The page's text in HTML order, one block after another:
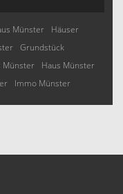
Münster
Häuser
Grundstück
Münster
Haus Münster
Immo Münster